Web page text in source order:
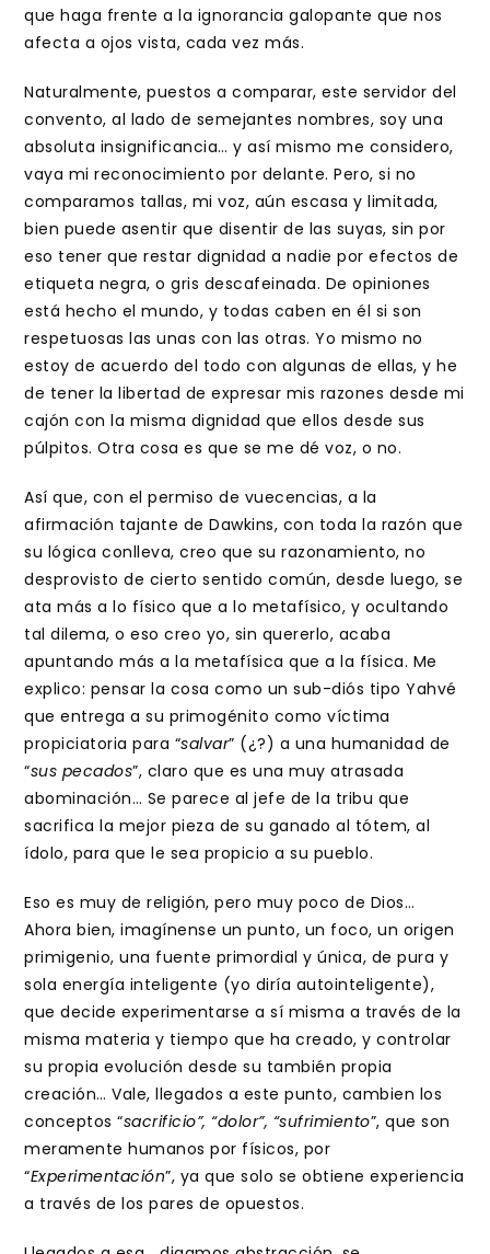
que haga frente a la ignorancia galopante que nos
afecta a ojos vista, cada vez más.
Naturalmente, puestos a comparar, este servidor del
convento, al lado de semejantes nombres, soy una
absoluta insignificancia… y así mismo me considero,
vaya mi reconocimiento por delante. Pero, si no
comparamos tallas, mi voz, aún escasa y limitada,
bien puede asentir que disentir de las suyas, sin por
eso tener que restar dignidad a nadie por efectos de
etiqueta negra, o gris descafeinada. De opiniones
está hecho el mundo, y todas caben en él si son
respetuosas las unas con las otras. Yo mismo no
estoy de acuerdo del todo con algunas de ellas, y he
de tener la libertad de expresar mis razones desde mi
cajón con la misma dignidad que ellos desde sus
púlpitos. Otra cosa es que se me dé voz, o no.
Así que, con el permiso de vuecencias, a la
afirmación tajante de Dawkins, con toda la razón que
su lógica conlleva, creo que su razonamiento, no
desprovisto de cierto sentido común, desde luego, se
ata más a lo físico que a lo metafísico, y ocultando
tal dilema, o eso creo yo, sin quererlo, acaba
apuntando más a la metafísica que a la física. Me
explico: pensar la cosa como un sub-diós tipo Yahvé
que entrega a su primogénito como víctima
propiciatoria para “salvar” (¿?) a una humanidad de
“sus pecados”, claro que es una muy atrasada
abominación… Se parece al jefe de la tribu que
sacrifica la mejor pieza de su ganado al tótem, al
ídolo, para que le sea propicio a su pueblo.
Eso es muy de religión, pero muy poco de Dios…
Ahora bien, imagínense un punto, un foco, un origen
primigenio, una fuente primordial y única, de pura y
sola energía inteligente (yo diría autointeligente),
que decide experimentarse a sí misma a través de la
misma materia y tiempo que ha creado, y controlar
su propia evolución desde su también propia
creación… Vale, llegados a este punto, cambien los
conceptos “sacrificio”, “dolor”, “sufrimiento”, que son
meramente humanos por físicos, por
“Experimentación”, ya que solo se obtiene experiencia
a través de los pares de opuestos.